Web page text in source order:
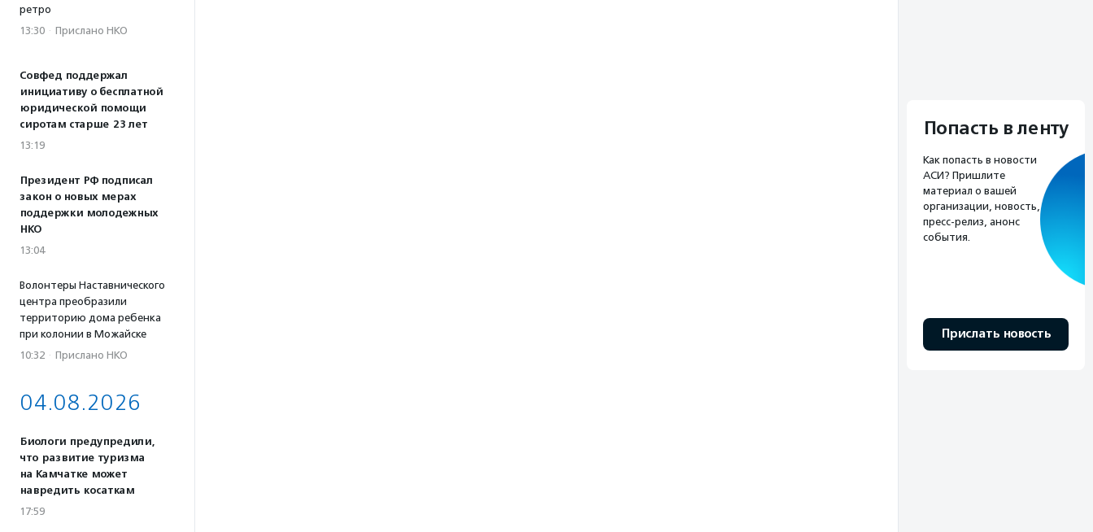
ретро
13:30 · Прислано НКО
Совфед поддержал
инициативу о бесплатной
юридической помощи
сиротам старше 23 лет
13:19
Президент РФ подписал
закон о новых мерах
поддержки молодежных
НКО
13:04
Волонтеры Наставнического
центра преобразили
территорию дома ребенка
при колонии в Можайске
10:32 · Прислано НКО
04.08.2026
Биологи предупредили,
что развитие туризма
на Камчатке может
навредить косаткам
17:59
Попасть в ленту
Как попасть в новости
АСИ? Пришлите
материал о вашей
организации, новость,
пресс-релиз, анонс
события.
Прислать новость